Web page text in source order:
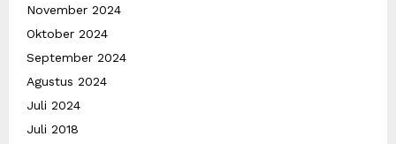
November 2024
Oktober 2024
September 2024
Agustus 2024
Juli 2024
Juli 2018